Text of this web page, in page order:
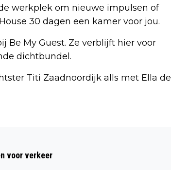
werkplek om nieuwe impulsen of
30 dagen een kamer voor jou.
Be My Guest. Ze verblijft hier voor
dichtbundel.
Titi Zaadnoordijk alls met Ella de
VAN DOOR ARBITRAGE
voor verkeer